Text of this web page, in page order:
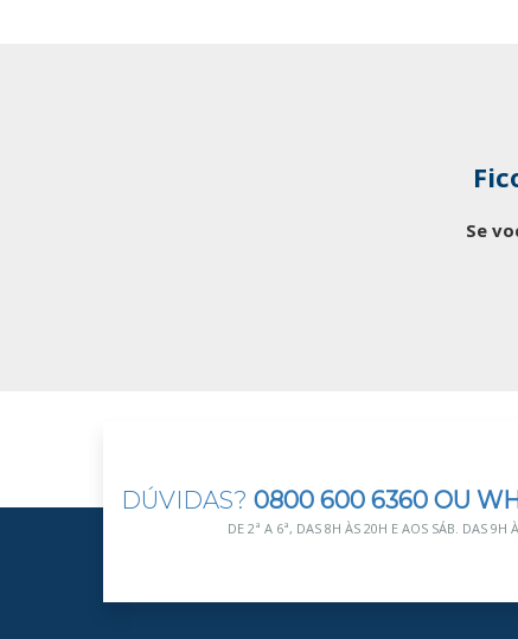
Se
DÚVIDAS? 0800 600 6360 OU
DE 2ª A 6ª, DAS 8H ÀS 20H E AOS SÁB. DAS 9H